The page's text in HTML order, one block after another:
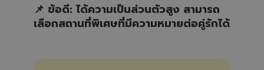
📌 ข้อดี: ได้ความเป็นส่วนตัวสูง สามารถ
เลือกสถานที่พิเศษที่มีความหมายต่อคู่รักได้